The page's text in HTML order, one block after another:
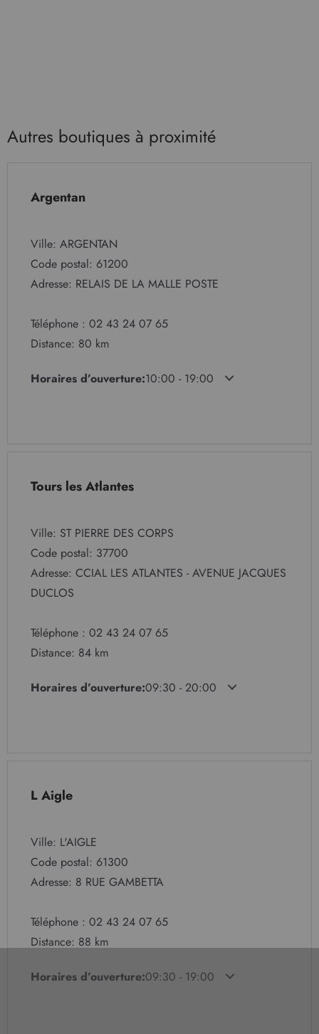
Autres boutiques à proximité
Argentan
Ville: ARGENTAN
Code postal: 61200
Adresse: RELAIS DE LA MALLE POSTE
Téléphone : 02 43 24 07 65
Distance: 80 km
Horaires d’ouverture:10:00 - 19:00
Tours les Atlantes
Ville: ST PIERRE DES CORPS
Code postal: 37700
Adresse: CCIAL LES ATLANTES - AVENUE JACQUES
DUCLOS
Téléphone : 02 43 24 07 65
Distance: 84 km
Horaires d’ouverture:09:30 - 20:00
L Aigle
Ville: L'AIGLE
Code postal: 61300
Adresse: 8 RUE GAMBETTA
Téléphone : 02 43 24 07 65
Distance: 88 km
Horaires d’ouverture:09:30 - 19:00